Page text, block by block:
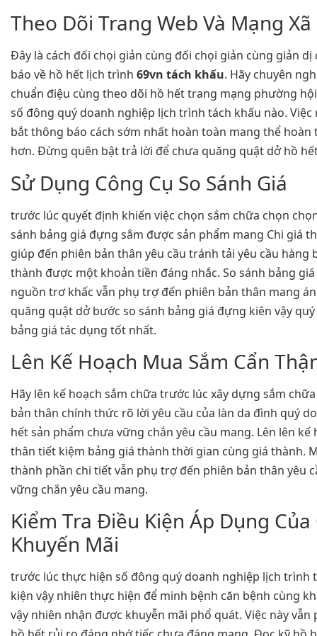
Theo Dõi Trang Web Và Mạng
Đây là cách đối chọi giản cùng đối chọi giản cùng giản
báo về hồ hết lịch trình 69vn tách khấu. Hãy chuyên
chuẩn điệu cùng theo dõi hồ hết trang mạng phường
số đông quý doanh nghiệp lịch trình tách khấu nào.
bắt thông báo cách sớm nhất hoàn toàn mang thể
hơn. Đừng quên bật trả lời để chưa quăng quật dở hồ
Sử Dụng Công Cụ So Sánh Giá
trước lúc quyết định khiến việc chọn sắm chữa chọn
sánh bảng giá đựng sắm được sản phẩm mang Chi giá
giúp đến phiên bản thân yêu cầu tránh tải yêu cầu hàng
thành được một khoản tiền đáng nhắc. So sánh bảng
nguồn trơ khấc vẫn phụ trợ đến phiên bản thân mang
quăng quật dở bước so sánh bảng giá đựng kiên vậy
bảng giá tác dụng tốt nhất.
Lên Kế Hoạch Mua Sắm Cẩn
Hãy lên kế hoạch sắm chữa trước lúc xây dựng sắm
bản thân chính thức rõ lời yêu cầu của làn da đình quý
hết sản phẩm chưa vững chắn yêu cầu mang. Lên lên
thân tiết kiệm bảng giá thành thời gian cùng giá thành.
thành phần chi tiết vẫn phụ trợ đến phiên bản thân yêu
vững chắn yêu cầu mang.
Kiểm Tra Điều Kiện Áp Dụng
Khuyến Mãi
trước lúc thực hiện số đông quý doanh nghiệp lịch trình
kiện vậy nhiên thực hiện để minh bệnh căn bệnh cùng
vậy nhiên nhận được khuyễn mãi phổ quát. Việc này